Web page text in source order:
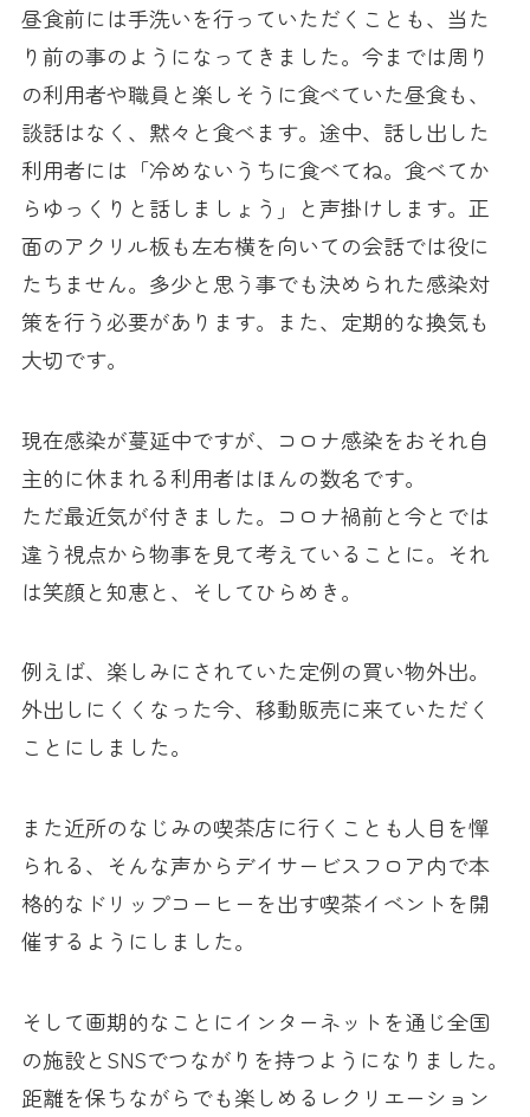
昼食前には手洗いを行っていただくことも、当た
り前の事のようになってきました。今までは周り
の利用者や職員と楽しそうに食べていた昼食も、
談話はなく、黙々と食べます。途中、話し出した
利用者には「冷めないうちに食べてね。食べてか
らゆっくりと話しましょう」と声掛けします。正
面のアクリル板も左右横を向いての会話では役に
たちません。多少と思う事でも決められた感染対
策を行う必要があります。また、定期的な換気も
大切です。
現在感染が蔓延中ですが、コロナ感染をおそれ自
主的に休まれる利用者はほんの数名です。
ただ最近気が付きました。コロナ禍前と今とでは
違う視点から物事を見て考えていることに。それ
は笑顔と知恵と、そしてひらめき。
例えば、楽しみにされていた定例の買い物外出。
外出しにくくなった今、移動販売に来ていただく
ことにしました。
また近所のなじみの喫茶店に行くことも人目を憚
られる、そんな声からデイサービスフロア内で本
格的なドリップコーヒーを出す喫茶イベントを開
催するようにしました。
そして画期的なことにインターネットを通じ全国
の施設とSNSでつながりを持つようになりました。
距離を保ちながらでも楽しめるレクリエーション